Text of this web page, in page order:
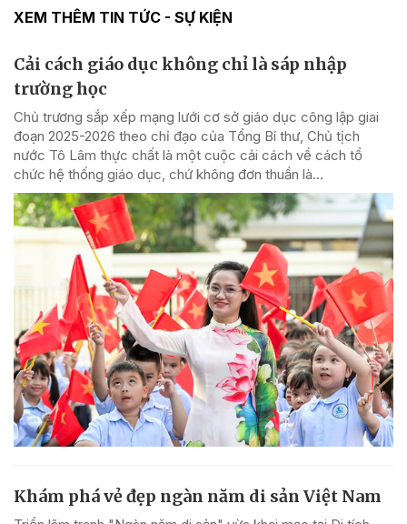
XEM THÊM TIN TỨC - SỰ KIỆN
Cải cách giáo dục không chỉ là sáp nhập
trường học
Chủ trương sắp xếp mạng lưới cơ sở giáo dục công lập giai
đoạn 2025-2026 theo chỉ đạo của Tổng Bí thư, Chủ tịch
nước Tô Lâm thực chất là một cuộc cải cách về cách tổ
chức hệ thống giáo dục, chứ không đơn thuần là...
Khám phá vẻ đẹp ngàn năm di sản Việt Nam